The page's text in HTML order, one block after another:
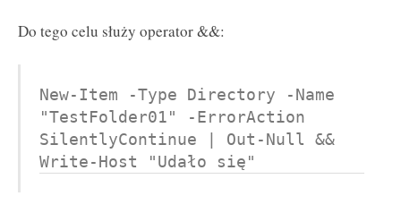
Do tego celu służy operator &&:
New-Item -Type Directory -Name
"TestFolder01" -ErrorAction
SilentlyContinue | Out-Null &&
Write-Host "Udało się"